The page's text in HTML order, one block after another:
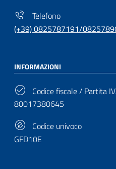
Telefono
(+39) 0825787191/
INFORMAZIONI
Codice fiscale / Partita
80017380645
Codice univoco
GFD10E